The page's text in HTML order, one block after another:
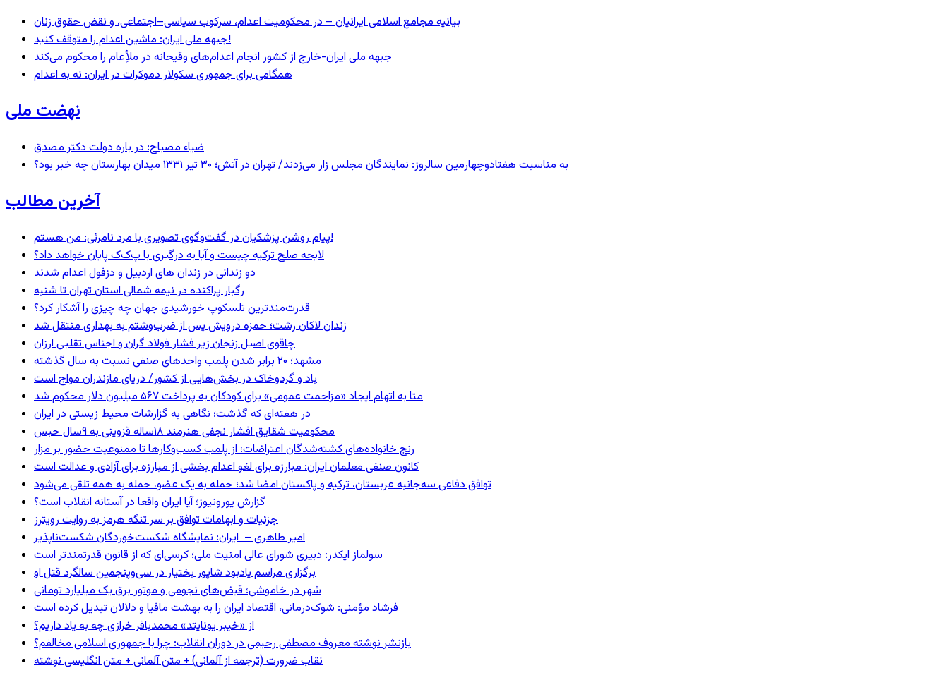
بیانیه مجامع اسلامی ایرانیان – در محکومیت اعدام، سرکوب سیاسی–اجتماعی، و نقض حقوق زنان
جبهه ملی ایران: ماشین اعدام را متوقف کنید!
جبهه ملی ایران-خارج از کشور انجام اعدام‌های وقیحانه در ملأِعام را محکوم می‌کند
همگامی برای جمهوری سکولار دموکرات در ایران: نه به اعدام
نهضت ملی
ضیاء مصباح: در باره دولت دکتر مصدق
به مناسبت هفتادوچهارمین سالروز: نمایندگان مجلس زار می‌زدند/ تهران در آتش؛ ۳۰ تیر ۱۳۳۱ میدان بهارستان چه خبر بود؟
آخرین مطالب
پیام روشن پزشکیان در گفت‌و‌گوی تصویری با مرد نامرئی: من هستم!
لایحه صلح ترکیه چیست و آیا به درگیری با پ‌ک‌ک پایان خواهد داد؟
دو زندانی در زندان های اردبیل و دزفول اعدام شدند
رگبار پراکنده در نیمه شمالی استان تهران تا شنبه
قدرت‌مندترین تلسکوپ خورشیدی جهان چه چیزی را آشکار کرد؟
زندان لاکان رشت؛ حمزه درویش پس از ضرب‌وشتم به بهداری منتقل شد
چاقوی اصیل زنجان زیر فشار فولاد گران و اجناس تقلبی ارزان
مشهد؛ ۲۰ برابر شدن پلمب واحدهای صنفی نسبت به سال گذشته
باد و گردوخاک در بخش‌هایی از کشور/ دریای مازندران مواج است
متا به اتهام ایجاد «مزاحمت عمومی» برای کودکان به پرداخت ۵۶۷ میلیون دلار محکوم شد
در هفته‌ای که گذشت؛ نگاهی به گزارشات محیط زیستی در ایران
محکومیت شقایق افشار نجفی هنرمند ۱۸ساله قزوینی به ۹سال حبس
رنج خانواده‌های کشته‌شدگان اعتراضات؛ از پلمب کسب‌وکارها تا ممنوعیت حضور بر مزار
کانون صنفی معلمان ایران: مبارزه برای لغو اعدام بخشی از مبارزه برای آزادی و عدالت است
توافق دفاعی سه‌جانبه عربستان، ترکیه و پاکستان امضا شد؛ حمله به یک عضو، حمله به همه تلقی می‌شود
گزارش یورونیوز؛ آیا ایران واقعا در آستانه انقلاب است؟
جزئیات و ابهامات توافق بر سر تنگه هرمز به روایت رویترز
امیر طاهری – ایران: نمایشگاه شکست‌خوردگان شکست‌ناپذیر
سولماز ایکدر: دبیری شورای عالی امنیت ملی؛ کرسی‌ای که از قانون قدرتمندتر است
برگزاری مراسم یادبود شاپور بختیار در سی‌وپنجمین سالگرد قتل او
شهر در خاموشی؛ قبض‌های نجومی و موتور برق یک میلیارد تومانی
فرشاد مؤمنی: شوک‌درمانی، اقتصاد ایران را به بهشت مافیا و دلالان تبدیل کرده است
از «خیبر یونایتد» محمدباقر خرازی چه به یاد داریم؟
بازنشر نوشته معروف مصطفی رحیمی در دوران انقلاب: چرا با جمهوری اسلامی مخالفم؟
نقاب ضرورت (ترجمه از آلمانی) + متن آلمانی + متن انگلیسی نوشته